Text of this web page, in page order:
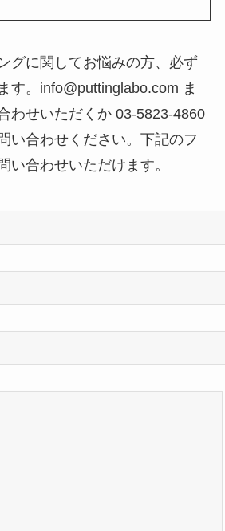
グに関してお悩みの方、必ず
す。info@puttinglabo.com ま
わせいただくか 03-5823-4860
い合わせください。下記のフ
い合わせいただけます。